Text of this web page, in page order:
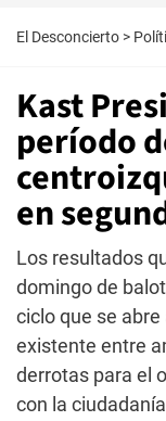
El Desconcierto >
Kast
período
en
Los resultados
domingo de
ciclo que se
existente entre
derrotas para el
con la